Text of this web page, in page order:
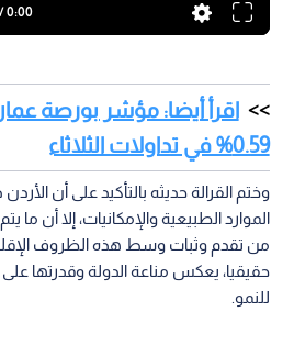
/ 0:00
اقرأ أيضا: مؤشر بورصة
0.59% في تداولات الثلاثاء
وختم القرالة حديثه بالتأكيد على أن
الموارد الطبيعية والإمكانيات، إلا أن ما
من تقدم وثبات وسط هذه الظروف
حقيقيا، يعكس مناعة الدولة وقدرتها
للنمو.